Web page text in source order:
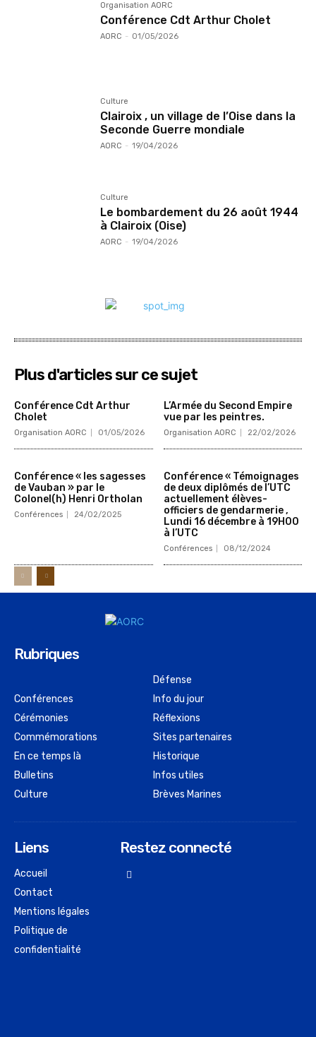
Organisation AORC
Conférence Cdt Arthur Cholet
AORC - 01/05/2026
Culture
Clairoix , un village de l’Oise dans la
Seconde Guerre mondiale
AORC - 19/04/2026
Culture
Le bombardement du 26 août 1944
à Clairoix (Oise)
AORC - 19/04/2026
Plus d'articles sur ce sujet
Conférence Cdt Arthur
Cholet
Organisation AORC 01/05/2026
L’Armée du Second Empire
vue par les peintres.
Organisation AORC 22/02/2026
Conférence « les sagesses
de Vauban » par le
Colonel(h) Henri Ortholan
Conférences 24/02/2025
Conférence « Témoignages
de deux diplômés de l’UTC
actuellement élèves-
officiers de gendarmerie ,
Lundi 16 décembre à 19H00
à l’UTC
Conférences 08/12/2024
Rubriques
Conférences
Cérémonies
Commémorations
En ce temps là
Bulletins
Culture
Défense
Info du jour
Réflexions
Sites partenaires
Historique
Infos utiles
Brèves Marines
Liens
Accueil
Contact
Mentions légales
Politique de
confidentialité
Restez connecté